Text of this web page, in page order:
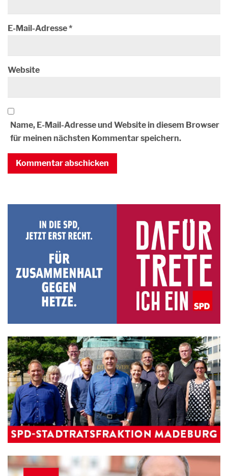
E-Mail-Adresse*
Website
Name, E-Mail-Adresse und Website in diesem Browser
für meinen nächsten Kommentar speichern.